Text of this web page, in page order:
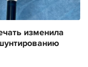
изменила